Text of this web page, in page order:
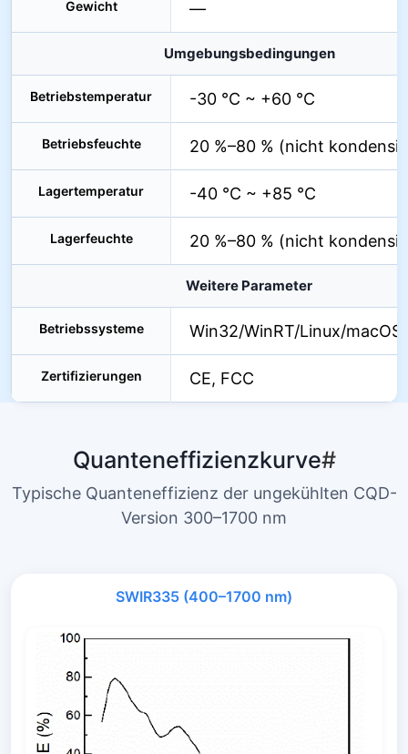
Gewicht —
Umgebungsbedingungen
Betriebstemperatur -30 °C ~ +60 °C
Betriebsfeuchte 20 %–80 % (nicht
Lagertemperatur -40 °C ~ +85 °C
Lagerfeuchte 20 %–80 % (nicht
Weitere Parameter
Betriebssysteme Win32/WinRT/Linux/
Zertifizierungen CE, FCC
Quanteneffizienzkurve#
Typische Quanteneffizienz der ungekühlten CQD-
Version 300–1700 nm
SWIR335 (400–1700 nm)